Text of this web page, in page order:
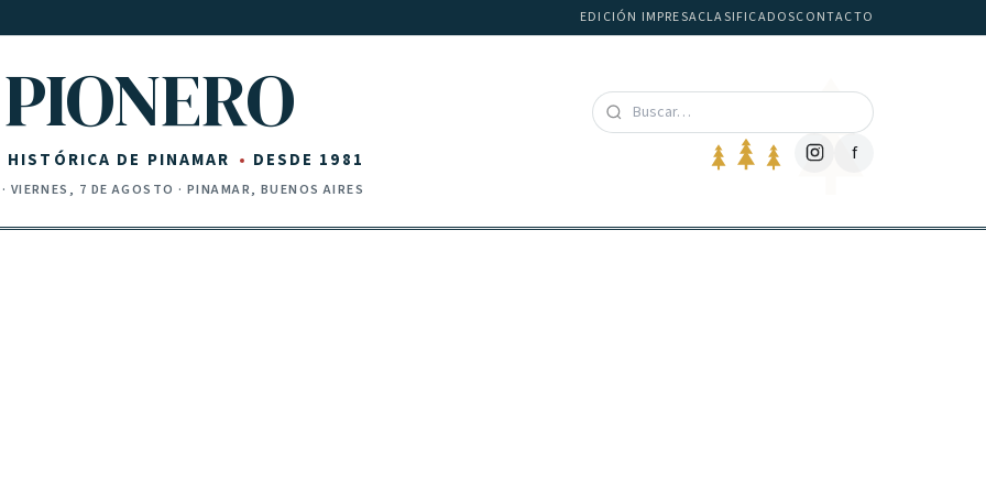
EDICIÓN IMPRESACLASIFICADOSCONTACTO
PIONERO
HISTÓRICA DE PINAMAR DESDE 1981
· VIERNES, 7 DE AGOSTO · PINAMAR, BUENOS AIRES
f